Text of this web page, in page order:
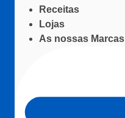
Receitas
Lojas
As nossas Marcas